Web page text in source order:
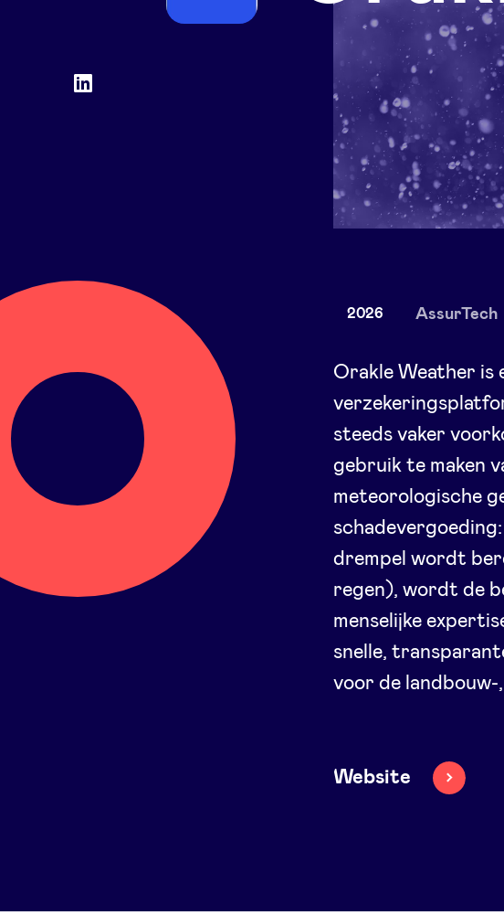
2026 AssurTech
Orakle Weather is
steeds vaker
gebruik te maken
meteorologische
drempel wordt
regen), wordt de
menselijke
snelle,
voor de
Website
Social
LinkedIn